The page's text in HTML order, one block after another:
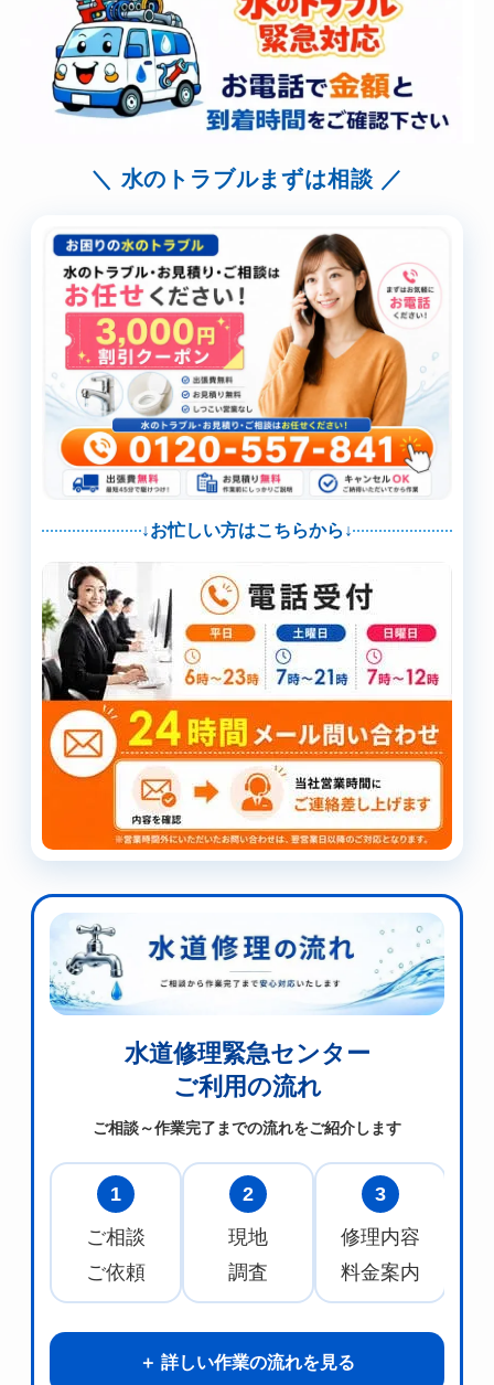
水のトラブルまずは相談
↓お忙しい方はこちらから↓
水道修理緊急センター
ご利用の流れ
ご相談～作業完了までの流れをご紹介します
1
ご相談
ご依頼
2
現地
調査
3
修理内容
料金案内
詳しい作業の流れを見る